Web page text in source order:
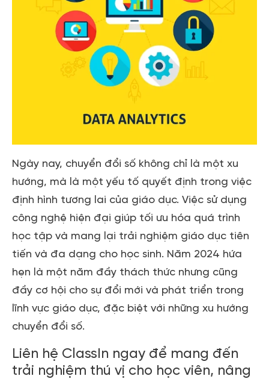
Ngày nay, chuyển đổi số không chỉ là một xu
hướng, mà là một yếu tố quyết định trong việc
định hình tương lai của giáo dục. Việc sử dụng
công nghệ hiện đại giúp tối ưu hóa quá trình
học tập và mang lại trải nghiệm giáo dục tiên
tiến và đa dạng cho học sinh. Năm 2024 hứa
hẹn là một năm đầy thách thức nhưng cũng
đầy cơ hội cho sự đổi mới và phát triển trong
lĩnh vực giáo dục, đặc biệt với những xu hướng
chuyển đổi số.
Liên hệ ClassIn ngay để mang đến
trải nghiệm thú vị cho học viên, nâng